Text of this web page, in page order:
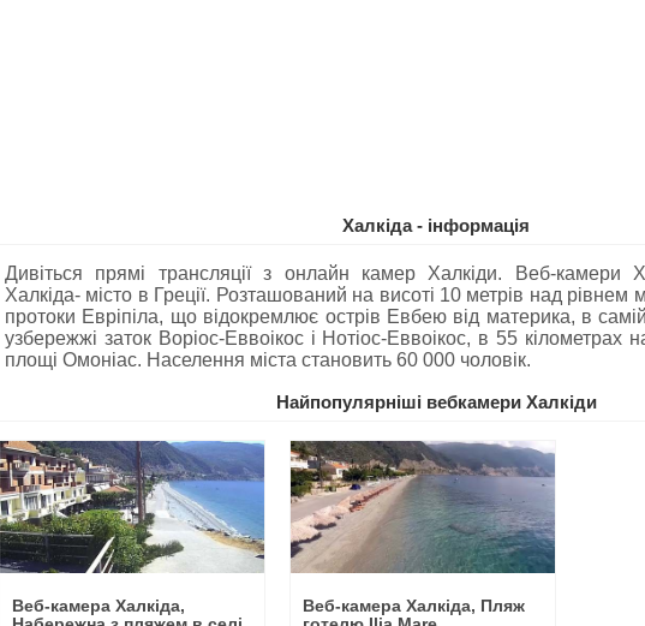
Халкіда - інформація
Дивіться прямі трансляції з онлайн камер Халкіди. Веб-камери
Халкіда- місто в Греції. Розташований на висоті 10 метрів над рівнем
протоки Евріпіла, що відокремлює острів Евбею від материка, в самій
узбережжі заток Воріос-Еввоікос і Нотіос-Еввоікос, в 55 кілометрах
площі Омоніас. Населення міста становить 60 000 чоловік.
Найпопулярніші вебкамери Халкіди
Веб-камера Халкіда,
Веб-камера Халкіда, Пляж